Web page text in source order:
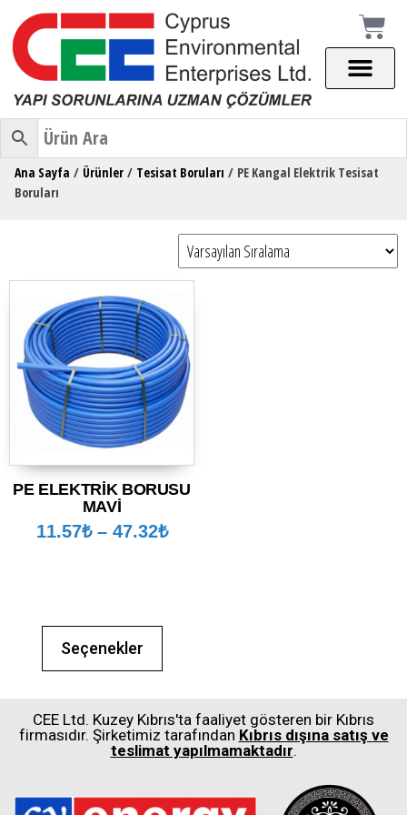
Ana Sayfa / Ürünler / Tesisat Boruları / PE Kangal Elektrik Tesisat
Boruları
PE ELEKTRİK BORUSU
MAVİ
11.57₺ – 47.32₺
Seçenekler
CEE Ltd. Kuzey Kıbrıs'ta faaliyet gösteren bir Kıbrıs
firmasıdır. Şirketimiz tarafından Kıbrıs dışına satış ve
teslimat yapılmamaktadır.